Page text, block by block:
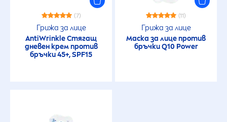
(7)
Грижа за лице
AntiWrinkle Стягащ
дневен крем против
бръчки 45+, SPF15
(11)
Грижа за лице
Маска за лице против
бръчки Q10 Power